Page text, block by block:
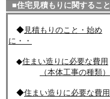
■住宅見積もりに関すること
◆見積もりのこと・始め
に・・
◆住まい造りに必要な費用
（本体工事の種類）
◆住まい造りに必要な費用